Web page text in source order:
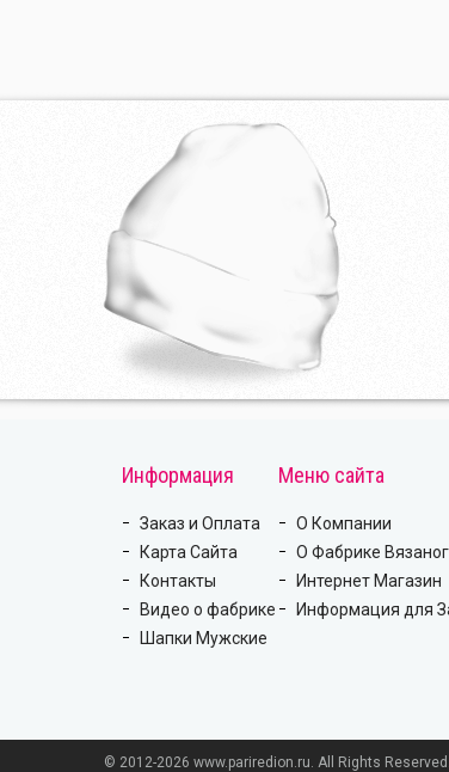
Информация
Заказ и Оплата
Карта Сайта
Контакты
Видео о фабрике
Шапки Мужские
Меню сайта
О Компании
О Фабрике
Интернет Магазин
Информация для
© 2012-2026 www.pariredion.ru. All Rights Reserved.